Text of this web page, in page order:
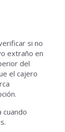
si no
extraño en
del
el cajero
cuando